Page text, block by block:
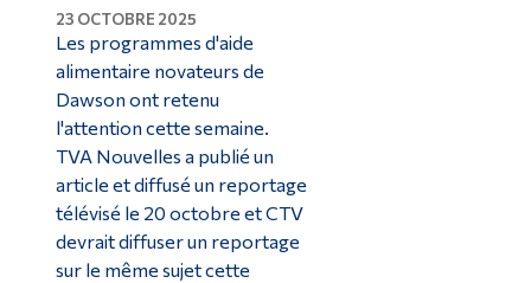
23 OCTOBRE 2025
Les programmes d'aide
alimentaire novateurs de
Dawson ont retenu
l'attention cette semaine.
TVA Nouvelles a publié un
article et diffusé un reportage
télévisé le 20 octobre et CTV
devrait diffuser un reportage
sur le même sujet cette